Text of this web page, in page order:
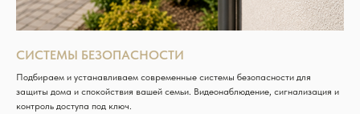
СИСТЕМЫ БЕЗОПАСНОСТИ
Подбираем и устанавливаем современные системы безопасности для
защиты дома и спокойствия вашей семьи. Видеонаблюдение, сигнализация и
контроль доступа под ключ.